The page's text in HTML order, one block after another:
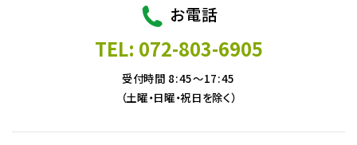
お電話
TEL: 072-803-6905
受付時間 8:45～17:45
（土曜・日曜・祝日を除く）